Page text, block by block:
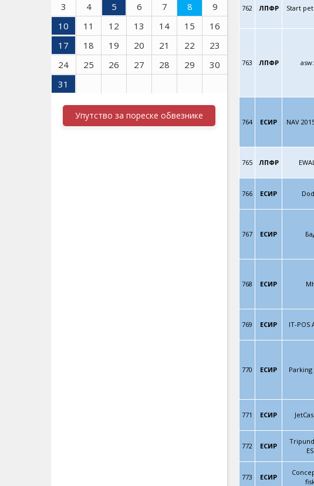
3
4 5 6 7 8
9
10
11 12 13 14 15
16
17
18 19 20 21 22
23
24
25 26 27 28 29
30
31
Упутство за пореске обвезнике
762 ЛПФР Start
763 ЛПФР
764 ЕСИР NAV
765 ЛПФР
766 ЕСИР
767 ЕСИР
768 ЕСИР
769 ЕСИР IT-POS
770 ЕСИР Parking
771 ЕСИР
772 ЕСИР
773 ЕСИР